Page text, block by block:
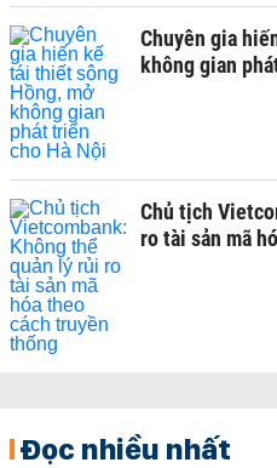
Chuyên gia
không gian
Chủ tịch
ro tài sản mã
Đọc nhiều nhất